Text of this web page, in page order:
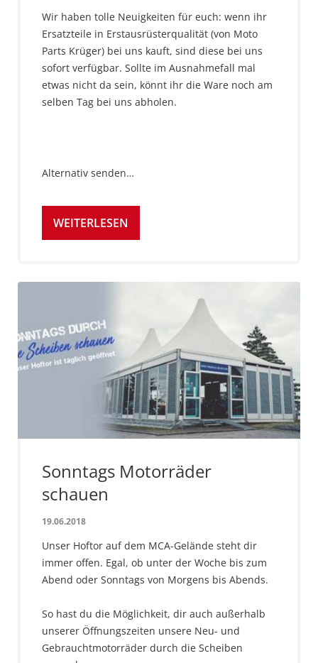
Wir haben tolle Neuigkeiten für euch: wenn ihr
Ersatzteile in Erstausrüsterqualität (von Moto
Parts Krüger) bei uns kauft, sind diese bei uns
sofort verfügbar. Sollte im Ausnahmefall mal
etwas nicht da sein, könnt ihr die Ware noch am
selben Tag bei uns abholen.
Alternativ senden…
WEITERLESEN
Sonntags Motorräder
schauen
19.06.2018
Unser Hoftor auf dem MCA-Gelände steht dir
immer offen. Egal, ob unter der Woche bis zum
Abend oder Sonntags von Morgens bis Abends.
So hast du die Möglichkeit, dir auch außerhalb
unserer Öffnungszeiten unsere Neu- und
Gebrauchtmotorräder durch die Scheiben